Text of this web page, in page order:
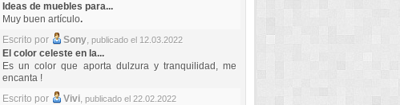
Ideas de muebles para...
Muy buen artículo.
Escrito por
Sony, publicado el 12.03.2022
El color celeste en la...
Es un color que aporta dulzura y tranquilidad, me
encanta !
Escrito por
Vivi, publicado el 22.02.2022